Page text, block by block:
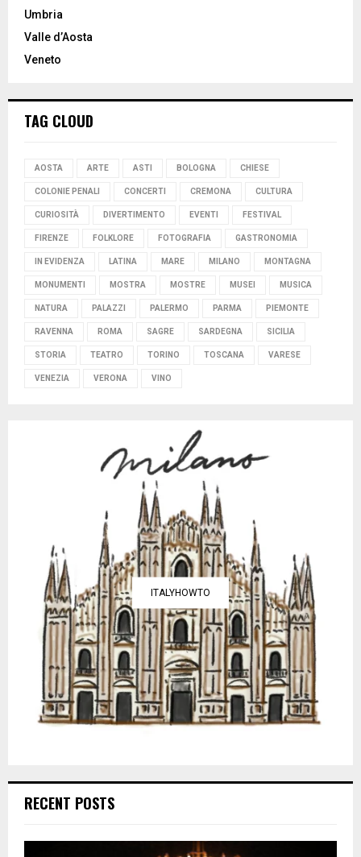
Umbria
Valle d’Aosta
Veneto
TAG CLOUD
AOSTA ARTE ASTI BOLOGNA CHIESE
COLONIE PENALI CONCERTI CREMONA CULTURA
CURIOSITÀ DIVERTIMENTO EVENTI FESTIVAL
FIRENZE FOLKLORE FOTOGRAFIA GASTRONOMIA
IN EVIDENZA LATINA MARE MILANO MONTAGNA
MONUMENTI MOSTRA MOSTRE MUSEI MUSICA
NATURA PALAZZI PALERMO PARMA PIEMONTE
RAVENNA ROMA SAGRE SARDEGNA SICILIA
STORIA TEATRO TORINO TOSCANA VARESE
VENEZIA VERONA VINO
ITALYHOWTO
RECENT POSTS